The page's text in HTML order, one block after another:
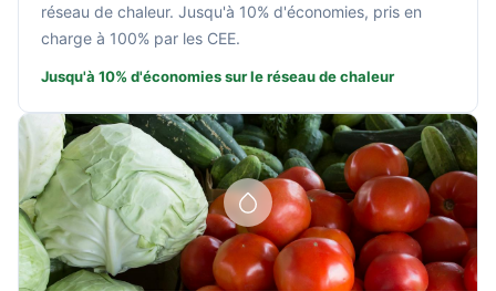
réseau de chaleur. Jusqu'à 10% d'économies, pris en
charge à 100% par les CEE.
Jusqu'à 10% d'économies sur le réseau de chaleur